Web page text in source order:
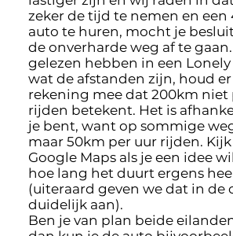
zeker de tijd te nemen en een
auto te huren, mocht je
de onverharde weg af te
gelezen hebben in een
wat de afstanden zijn, houd
rekening mee dat 200km niet
rijden betekent. Het is
je bent, want op sommige
maar 50km per uur rijden.
Google Maps als je een idee
hoe lang het duurt ergens
(uiteraard geven we dat in de
duidelijk aan).
Ben je van plan beide